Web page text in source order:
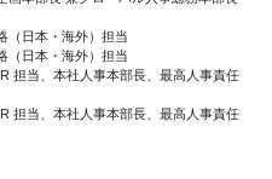
（日本・海外）担当
（日本・海外）担当
担当、本社人事本部長、最高人事責任
担当、本社人事本部長、最高人事責任